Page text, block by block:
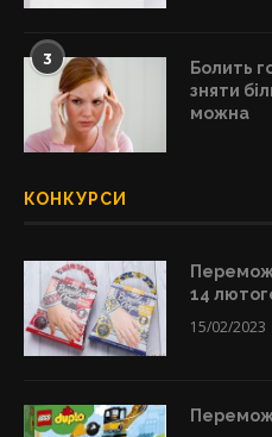
3
Болить
зняти
можна
КОНКУРСИ
14
15/02/2023